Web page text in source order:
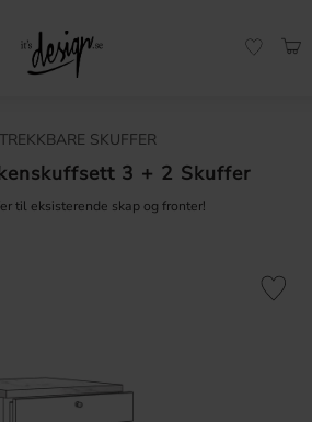
SKUFFER
3 + 2 Skuffer
til eksisterende skap og fronter!
Lagre
mine |
It's
Design